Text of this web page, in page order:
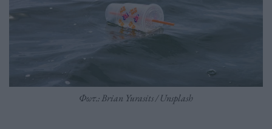
Φωτ.: Brian Yurasits / Unsplash